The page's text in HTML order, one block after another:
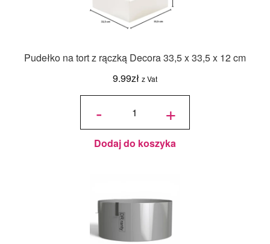
Pudełko na tort z rączką Decora 33,5 x 33,5 x 12 cm
9.99zł z Vat
-
ilość
rączką
Decora
33,5 x
12 cm
+
Dodaj do koszyka